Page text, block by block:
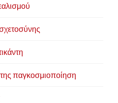
παγκοσμιοποίηση